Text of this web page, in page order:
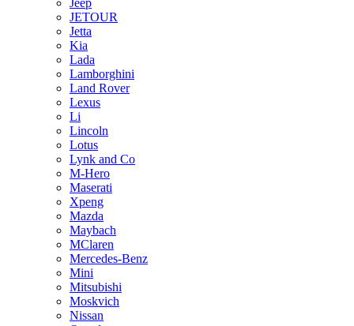
Jeep
JETOUR
Jetta
Kia
Lada
Lamborghini
Land Rover
Lexus
Li
Lincoln
Lotus
Lynk and Co
M-Hero
Maserati
Xpeng
Mazda
Maybach
MClaren
Mercedes-Benz
Mini
Mitsubishi
Moskvich
Nissan